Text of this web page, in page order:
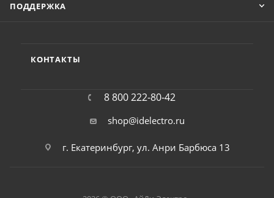
ПОДДЕРЖКА
КОНТАКТЫ
8 800 222-80-42
shop@idelectro.ru
г. Екатеринбург, ул. Анри Барбюса 13